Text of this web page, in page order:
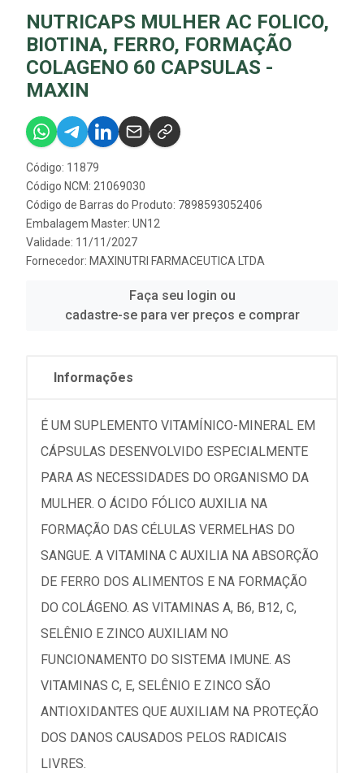
NUTRICAPS MULHER AC FOLICO,
BIOTINA, FERRO, FORMAÇÃO
COLAGENO 60 CAPSULAS -
MAXIN
Código: 11879
Código NCM: 21069030
Código de Barras do Produto: 7898593052406
Embalagem Master: UN12
Validade: 11/11/2027
Fornecedor: MAXINUTRI FARMACEUTICA LTDA
Faça seu login ou
cadastre-se para ver preços e comprar
Informações
É UM SUPLEMENTO VITAMÍNICO-MINERAL EM
CÁPSULAS DESENVOLVIDO ESPECIALMENTE
PARA AS NECESSIDADES DO ORGANISMO DA
MULHER. O ÁCIDO FÓLICO AUXILIA NA
FORMAÇÃO DAS CÉLULAS VERMELHAS DO
SANGUE. A VITAMINA C AUXILIA NA ABSORÇÃO
DE FERRO DOS ALIMENTOS E NA FORMAÇÃO
DO COLÁGENO. AS VITAMINAS A, B6, B12, C,
SELÊNIO E ZINCO AUXILIAM NO
FUNCIONAMENTO DO SISTEMA IMUNE. AS
VITAMINAS C, E, SELÊNIO E ZINCO SÃO
ANTIOXIDANTES QUE AUXILIAM NA PROTEÇÃO
DOS DANOS CAUSADOS PELOS RADICAIS
LIVRES.